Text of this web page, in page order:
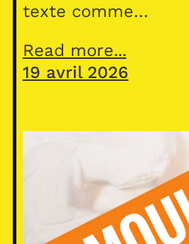
texte comme…
Read more...
19 avril 2026